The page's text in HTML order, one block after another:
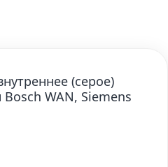
(серое)
WAN, Siemens